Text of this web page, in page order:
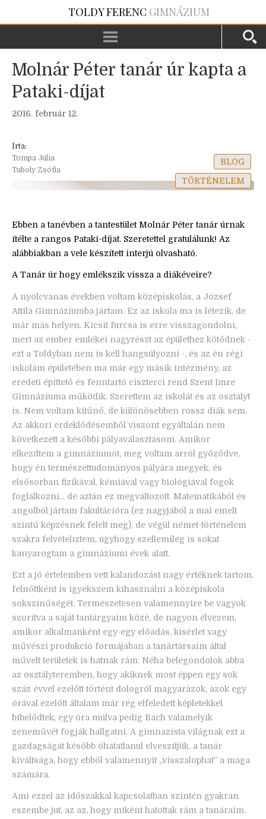
TOLDY FERENC GIMNÁZIUM
Molnár Péter tanár úr kapta a
Pataki-díjat
2016. február 12.
Írta:
Tompa Júlia
Tuboly Zsófia
BLOG
TÖRTÉNELEM
Ebben a tanévben a tantestület Molnár Péter tanár úrnak
ítélte a rangos Pataki-díjat. Szeretettel gratulálunk! Az
alábbiakban a vele készített interjú olvasható.
A Tanár úr hogy emlékszik vissza a diákéveire?
A nyolcvanas években voltam középiskolás, a József
Attila Gimnáziumba jártam. Ez az iskola ma is létezik, de
már más helyen. Kicsit furcsa is erre visszagondolni,
mert az ember emlékei nagyrészt az épülethez kötődnek -
ezt a Toldyban nem is kell hangsúlyozni -, és az én régi
iskolám épületében ma már egy másik intézmény, az
eredeti építtető és fenntartó ciszterci rend Szent Imre
Gimnáziuma működik. Szerettem az iskolát és az osztályt
is. Nem voltam kitűnő, de különösebben rossz diák sem.
Az akkori érdeklődésemből viszont egyáltalán nem
következett a későbbi pályaválasztásom. Amikor
elkezdtem a gimnáziumot, meg voltam arról győződve,
hogy én természettudományos pályára megyek, és
elsősorban fizikával, kémiával vagy biológiával fogok
foglalkozni... de aztán ez megváltozott. Matematikából és
angolból jártam fakultációra (ez nagyjából a mai emelt
szintű képzésnek felelt meg), de végül német-történelem
szakra felvételiztem, úgyhogy szellemileg is sokat
kanyarogtam a gimnáziumi évek alatt.
Ezt a jó értelemben vett kalandozást nagy értéknek tartom,
felnőttként is igyekszem kihasználni a középiskola
sokszínűségét. Természetesen valamennyire be vagyok
szorítva a saját tantárgyaim közé, de nagyon élvezem,
amikor alkalmanként egy-egy előadás, kísérlet vagy
művészi produkció formájában a tanártársaim által
művelt területek is hatnak rám. Néha belegondolok abba
az osztályteremben, hogy akiknek most éppen egy sok
száz évvel ezelőtt történt dologról magyarázok, azok egy
órával ezelőtt általam már rég elfeledett képletekkel
bíbelődtek, egy óra múlva pedig Bach valamelyik
zeneművét fogják hallgatni. A gimnazista világnak ezt a
gazdagságát később óhatatlanul elveszítjük, a tanár
kiváltsága, hogy ebből valamennyit „visszalophat” a maga
számára.
Ami ezzel az időszakkal kapcsolatban szintén gyakran
eszembe jut, az az, hogy miként hatottak rám a tanáraim.